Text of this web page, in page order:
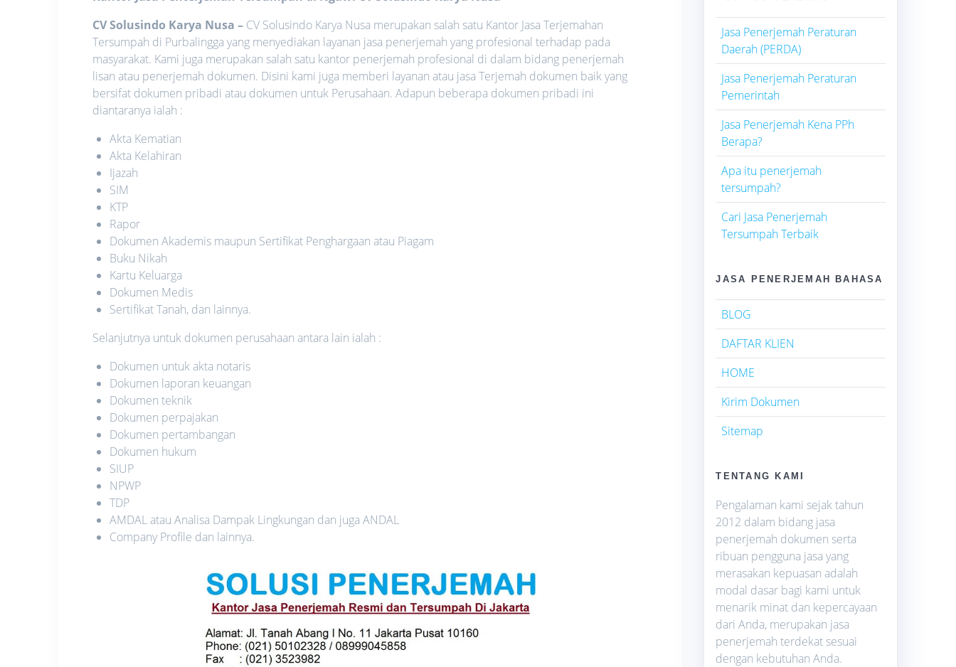
CV Solusindo Karya Nusa – CV Solusindo Karya Nusa merupakan salah satu Kantor Jasa Terjemahan
Tersumpah di Purbalingga yang menyediakan layanan jasa penerjemah yang profesional terhadap pada
masyarakat. Kami juga merupakan salah satu kantor penerjemah profesional di dalam bidang penerjemah
lisan atau penerjemah dokumen. Disini kami juga memberi layanan atau jasa Terjemah dokumen baik yang
bersifat dokumen pribadi atau dokumen untuk Perusahaan. Adapun beberapa dokumen pribadi ini
diantaranya ialah :
Akta Kematian
Akta Kelahiran
Ijazah
SIM
KTP
Rapor
Dokumen Akademis maupun Sertifikat Penghargaan atau Piagam
Buku Nikah
Kartu Keluarga
Dokumen Medis
Sertifikat Tanah, dan lainnya.
Selanjutnya untuk dokumen perusahaan antara lain ialah :
Dokumen untuk akta notaris
Dokumen laporan keuangan
Dokumen teknik
Dokumen perpajakan
Dokumen pertambangan
Dokumen hukum
SIUP
NPWP
TDP
AMDAL atau Analisa Dampak Lingkungan dan juga ANDAL
Company Profile dan lainnya.
Jasa Penerjemah Peraturan
Daerah (PERDA)
Jasa Penerjemah Peraturan
Pemerintah
Jasa Penerjemah Kena PPh
Berapa?
Apa itu penerjemah
tersumpah?
Cari Jasa Penerjemah
Tersumpah Terbaik
JASA PENERJEMAH BAHASA
BLOG
DAFTAR KLIEN
HOME
Kirim Dokumen
Sitemap
TENTANG KAMI
Pengalaman kami sejak tahun
2012 dalam bidang jasa
penerjemah dokumen serta
ribuan pengguna jasa yang
merasakan kepuasan adalah
modal dasar bagi kami untuk
menarik minat dan kepercayaan
dari Anda, merupakan jasa
penerjemah terdekat sesuai
dengan kebutuhan Anda.